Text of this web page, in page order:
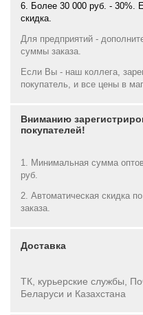
6. Более 30 000 руб. - 30%.
скидка.
Для предприятий -
суммы заказа.
Если Вы - наш коллега,
покупатель, и все цены в
Вниманию
покупателей!
1. Минимальная сумма
руб.
2. Автоматическая скидка
заказа.
Доставка
ТК, курьерские службы,
Беларуси и Казахстана